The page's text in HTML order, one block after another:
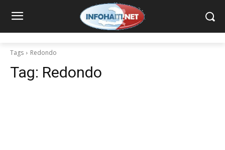
Tags Redondo
Tag: Redondo